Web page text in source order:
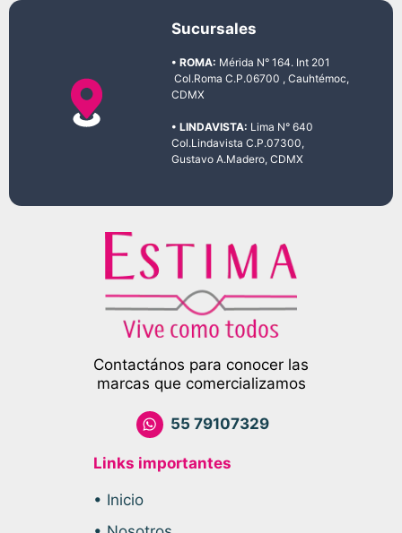
Sucursales
• ROMA: Mérida N° 164. Int 201
Col.Roma C.P.06700 , Cauhtémoc,
CDMX
• LINDAVISTA: Lima N° 640
Col.Lindavista C.P.07300,
Gustavo A.Madero, CDMX
Contactános para conocer las
marcas que comercializamos
55 79107329
Links importantes
• Inicio